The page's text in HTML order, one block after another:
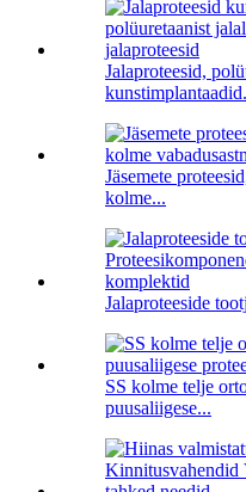
Jalaproteesid,
Jäsemete
kolme...
Jalaproteeside
SS kolme telje
puusaliigese...